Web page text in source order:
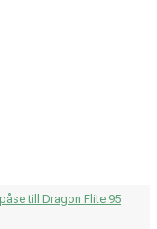
till Dragon Flite 95